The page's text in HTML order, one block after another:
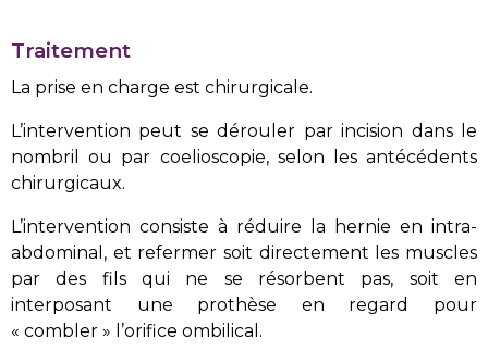
Traitement
La prise en charge est chirurgicale.
L’intervention peut se dérouler par incision dans le
nombril ou par coelioscopie, selon les antécédents
chirurgicaux.
L’intervention consiste à réduire la hernie en intra-
abdominal, et refermer soit directement les muscles
par des fils qui ne se résorbent pas, soit en
interposant une prothèse en regard pour
« combler » l’orifice ombilical.